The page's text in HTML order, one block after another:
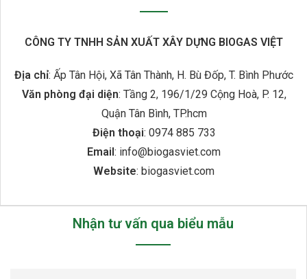
CÔNG TY TNHH SẢN XUẤT XÂY DỰNG BIOGAS VIỆT
Địa chỉ: Ấp Tân Hội, Xã Tân Thành, H. Bù Đốp, T. Bình Phước
Văn phòng đại diện: Tầng 2, 196/1/29 Cộng Hoà, P. 12,
Quận Tân Bình, TP.hcm
Điện thoại: 0974 885 733
Email : info@biogasviet.com
Website: biogasviet.com
Nhận tư vấn qua biểu mẫu